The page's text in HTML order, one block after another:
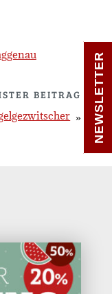
BEITRAG NEWSLETTER